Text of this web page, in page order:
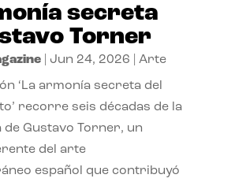
secreta
Torner
| Jun 24, 2026 Arte
‘La armonía secreta del
recorre seis décadas de la
Gustavo Torner, un
del arte
español que contribuyó